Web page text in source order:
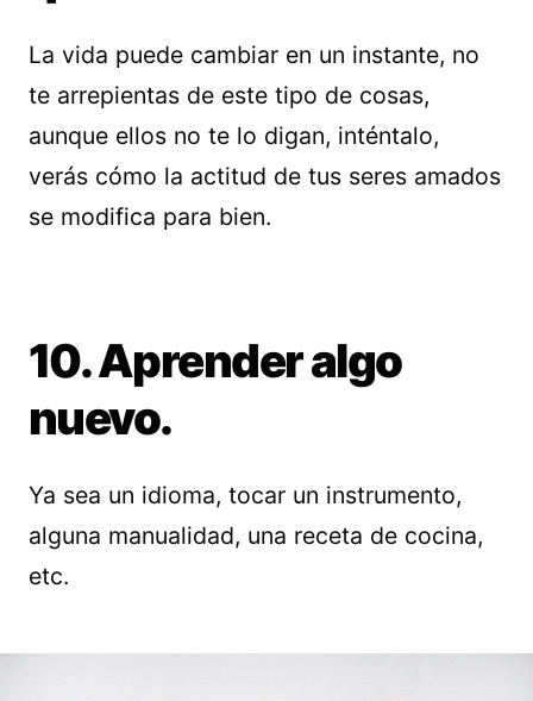
La vida puede cambiar en un instante, no
te arrepientas de este tipo de cosas,
aunque ellos no te lo digan, inténtalo,
verás cómo la actitud de tus seres amados
se modifica para bien.
10. Aprender algo
nuevo.
Ya sea un idioma, tocar un instrumento,
alguna manualidad, una receta de cocina,
etc.